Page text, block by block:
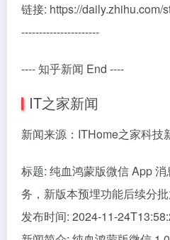
链接: https://daily.zhihu.com/
----------------------
---- 知乎新闻 End ----
IT之家新闻
新闻来源：ITHome之家科技
标题: 纯血鸿蒙版微信 App
务，新版本预埋功能后续分
发布时间: 2024-11-